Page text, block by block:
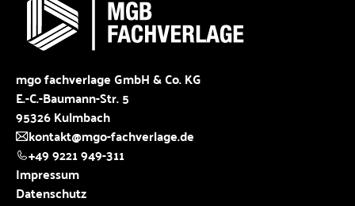
mgo fachverlage GmbH & Co. KG
E.-C.-Baumann-Str. 5
95326 Kulmbach
kontakt@mgo-fachverlage.de
+49 9221 949-311
Impressum
Datenschutz